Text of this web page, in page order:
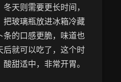
天则需要更长时间，
把玻璃瓶放进冰箱冷藏
的口感更脆，味道也
后就可以吃了，这个时
甜适中，非常开胃。